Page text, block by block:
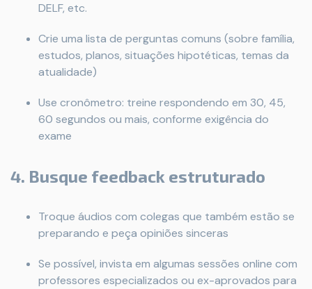
DELF, etc.
Crie uma lista de perguntas comuns (sobre família,
estudos, planos, situações hipotéticas, temas da
atualidade)
Use cronômetro: treine respondendo em 30, 45,
60 segundos ou mais, conforme exigência do
exame
4. Busque feedback estruturado
Troque áudios com colegas que também estão se
preparando e peça opiniões sinceras
Se possível, invista em algumas sessões online com
professores especializados ou ex-aprovados para